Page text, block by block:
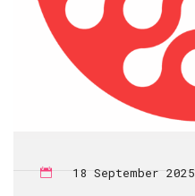
18 September 2025